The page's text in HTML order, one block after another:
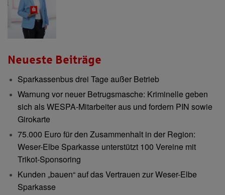
Neueste Beiträge
Sparkassenbus drei Tage außer Betrieb
Warnung vor neuer Betrugsmasche: Kriminelle geben
sich als WESPA-Mitarbeiter aus und fordern PIN sowie
Girokarte
75.000 Euro für den Zusammenhalt in der Region:
Weser-Elbe Sparkasse unterstützt 100 Vereine mit
Trikot-Sponsoring
Kunden „bauen“ auf das Vertrauen zur Weser-Elbe
Sparkasse